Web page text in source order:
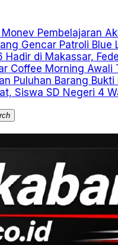
Monev Pembelajaran
Gencar Patroli Blue
Hadir di Makassar,
Coffee Morning Awali
Puluhan Barang
Siswa SD Negeri 4